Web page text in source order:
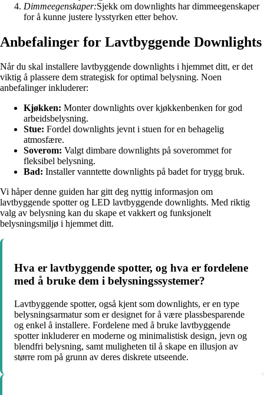
Dimmeegenskaper:Sjekk om downlights har dimmeegenskaper
for å kunne justere lysstyrken etter behov.
Anbefalinger for Lavtbyggende Downlights
Når du skal installere lavtbyggende downlights i hjemmet ditt, er det
viktig å plassere dem strategisk for optimal belysning. Noen
anbefalinger inkluderer:
Kjøkken: Monter downlights over kjøkkenbenken for god
arbeidsbelysning.
Stue: Fordel downlights jevnt i stuen for en behagelig
atmosfære.
Soverom: Valgt dimbare downlights på soverommet for
fleksibel belysning.
Bad: Installer vanntette downlights på badet for trygg bruk.
Vi håper denne guiden har gitt deg nyttig informasjon om
lavtbyggende spotter og LED lavtbyggende downlights. Med riktig
valg av belysning kan du skape et vakkert og funksjonelt
belysningsmiljø i hjemmet ditt.
Hva er lavtbyggende spotter, og hva er fordelene
med å bruke dem i belysningssystemer?
Lavtbyggende spotter, også kjent som downlights, er en type
belysningsarmatur som er designet for å være plassbesparende
og enkel å installere. Fordelene med å bruke lavtbyggende
spotter inkluderer en moderne og minimalistisk design, jevn og
blendfri belysning, samt muligheten til å skape en illusjon av
større rom på grunn av deres diskrete utseende.